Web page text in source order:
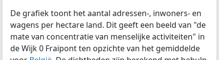
De grafiek toont het aantal adressen-, inwoners- en
wagens per hectare land. Dit geeft een beeld van "de
mate van concentratie van menselijke activiteiten" in
de Wijk 0 Fraipont ten opzichte van het gemiddelde